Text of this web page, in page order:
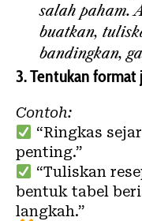
salah paham.
buatkan,
bandingkan,
3.Tentukan format
Contoh:
“Ringkas
penting.”
“Tuliskan
bentuk tabel
langkah.”